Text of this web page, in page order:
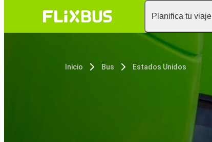
Planifica tu viaje
Inicio Bus Estados Unidos